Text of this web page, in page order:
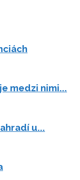
medzi nimi...
u...